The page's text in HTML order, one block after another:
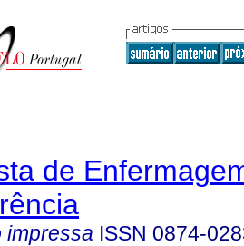
de
impressa ISSN 0874-